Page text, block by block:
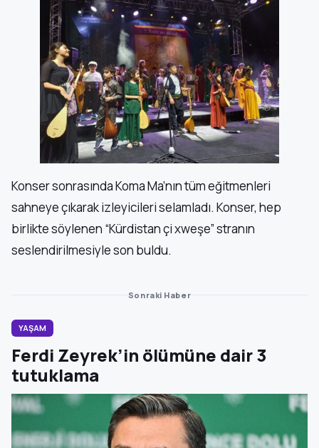
Konser sonrasında Koma Ma’nın tüm eğitmenleri
sahneye çıkarak izleyicileri selamladı. Konser, hep
birlikte söylenen “Kürdistan çi xweşe” stranın
seslendirilmesiyle son buldu.
Sonraki Haber
YAŞAM
Ferdi Zeyrek’in ölümüne dair 3
tutuklama